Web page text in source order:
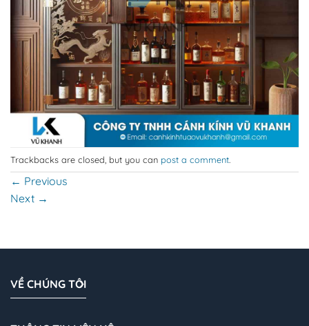
Trackbacks are closed, but you can post a comment.
← Previous
Next →
VỀ CHÚNG TÔI